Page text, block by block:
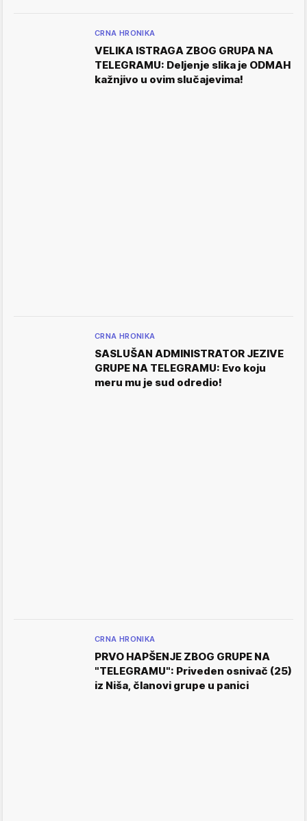
CRNA HRONIKA
VELIKA ISTRAGA ZBOG GRUPA NA
TELEGRAMU: Deljenje slika je ODMAH
kažnjivo u ovim slučajevima!
CRNA HRONIKA
SASLUŠAN ADMINISTRATOR JEZIVE
GRUPE NA TELEGRAMU: Evo koju
meru mu je sud odredio!
CRNA HRONIKA
PRVO HAPŠENJE ZBOG GRUPE NA
"TELEGRAMU": Priveden osnivač (25)
iz Niša, članovi grupe u panici